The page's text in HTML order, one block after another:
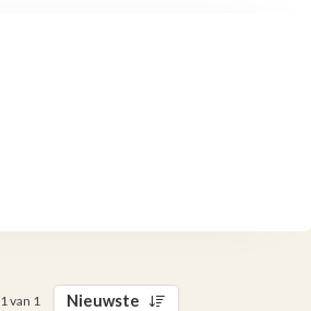
van 1 Nieuwste